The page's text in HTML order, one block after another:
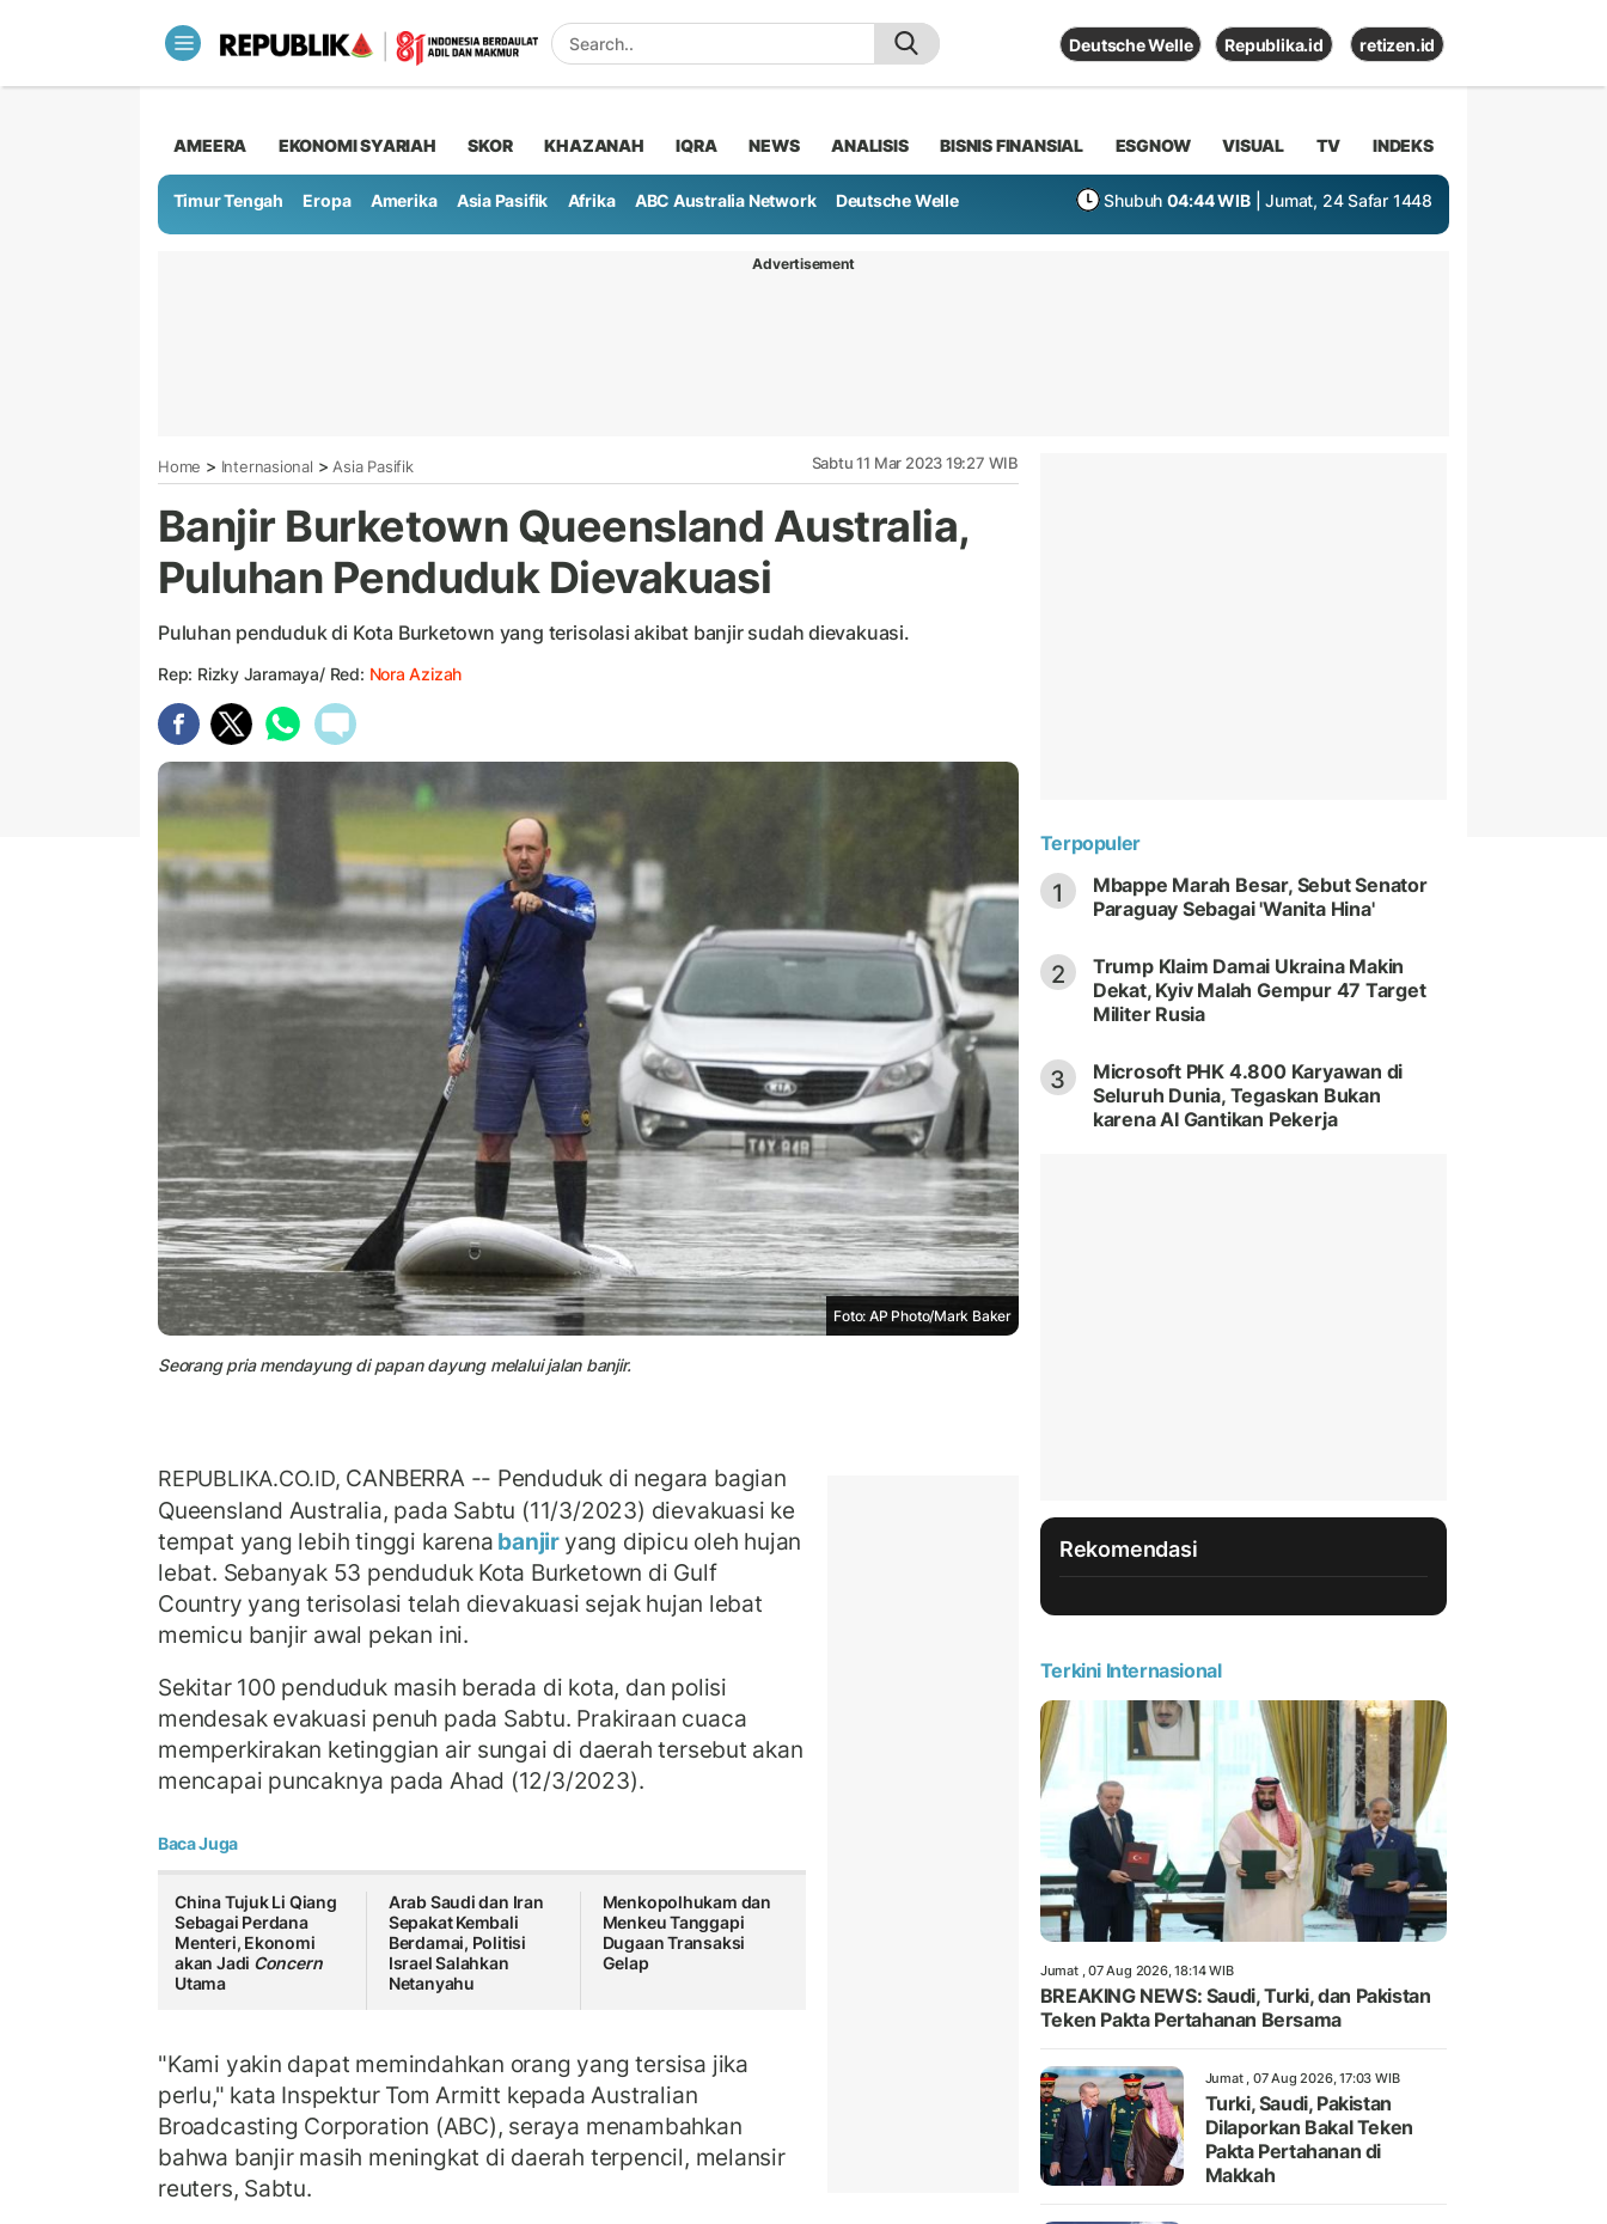
Deutsche Welle Republika.id retizen.id
AMEERA EKONOMI SYARIAH SKOR KHAZANAH IQRA NEWS ANALISIS BISNIS FINANSIAL ESGNOW VISUAL TV INDEKS
Timur Tengah Eropa Amerika Asia Pasifik Afrika ABC Australia Network Deutsche Welle Shubuh 04:44 WIB | Jumat, 24 Safar 1448
Advertisement
Home > Internasional > Asia Pasifik Sabtu 11 Mar 2023 19:27 WIB
Banjir Burketown Queensland Australia,
Puluhan Penduduk Dievakuasi
Puluhan penduduk di Kota Burketown yang terisolasi akibat banjir sudah dievakuasi.
Rep: Rizky Jaramaya/ Red: Nora Azizah
Foto: AP Photo/Mark Baker
Seorang pria mendayung di papan dayung melalui jalan banjir.
REPUBLIKA.CO.ID, CANBERRA -- Penduduk di negara bagian
Queensland Australia, pada Sabtu (11/3/2023) dievakuasi ke
tempat yang lebih tinggi karena banjir yang dipicu oleh hujan
lebat. Sebanyak 53 penduduk Kota Burketown di Gulf
Country yang terisolasi telah dievakuasi sejak hujan lebat
memicu banjir awal pekan ini.
Sekitar 100 penduduk masih berada di kota, dan polisi
mendesak evakuasi penuh pada Sabtu. Prakiraan cuaca
memperkirakan ketinggian air sungai di daerah tersebut akan
mencapai puncaknya pada Ahad (12/3/2023).
Baca Juga
China Tujuk Li Qiang
Sebagai Perdana
Menteri, Ekonomi
akan Jadi Concern
Utama
Arab Saudi dan Iran
Sepakat Kembali
Berdamai, Politisi
Israel Salahkan
Netanyahu
Menkopolhukam dan
Menkeu Tanggapi
Dugaan Transaksi
Gelap
"Kami yakin dapat memindahkan orang yang tersisa jika
perlu," kata Inspektur Tom Armitt kepada Australian
Broadcasting Corporation (ABC), seraya menambahkan
bahwa banjir masih meningkat di daerah terpencil, melansir
reuters, Sabtu.
Terpopuler
1
Mbappe Marah Besar, Sebut Senator
Paraguay Sebagai 'Wanita Hina'
2
Trump Klaim Damai Ukraina Makin
Dekat, Kyiv Malah Gempur 47 Target
Militer Rusia
3
Microsoft PHK 4.800 Karyawan di
Seluruh Dunia, Tegaskan Bukan
karena AI Gantikan Pekerja
Rekomendasi
Terkini Internasional
Jumat , 07 Aug 2026, 18:14 WIB
BREAKING NEWS: Saudi, Turki, dan Pakistan
Teken Pakta Pertahanan Bersama
Jumat , 07 Aug 2026, 17:03 WIB
Turki, Saudi, Pakistan
Dilaporkan Bakal Teken
Pakta Pertahanan di
Makkah